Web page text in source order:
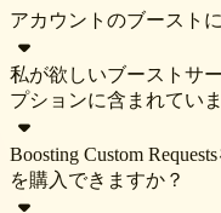
ームに対応しており、
治体において合法です
制限なく、希望するブ
ることができます。
はい、エルドラドggは
多くの小規模なブース
なり、エルドラドggは
ァーを収集します。こ
を比較し、ニーズに最
きます。これにより、
にとって競争的な環境
アカウントのブースト
アカウントのブースト
よって大きく異なりま
未満から数日かかるこ
かる時間を知りたい場
ストのリクエストを送
私が欲しいブーストサ
プションに含まれてい
エルドラドのすべての
ような状況に対応する
Boosting Custom
を購入できますか？